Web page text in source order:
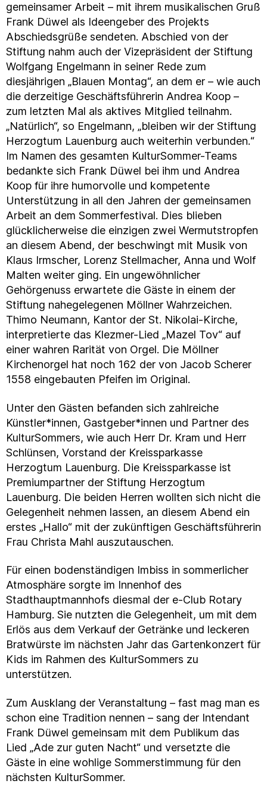
gemeinsamer Arbeit – mit ihrem musikalischen Gruß
Frank Düwel als Ideengeber des Projekts
Abschiedsgrüße sendeten. Abschied von der
Stiftung nahm auch der Vizepräsident der Stiftung
Wolfgang Engelmann in seiner Rede zum
diesjährigen „Blauen Montag“, an dem er – wie auch
die derzeitige Geschäftsführerin Andrea Koop –
zum letzten Mal als aktives Mitglied teilnahm.
„Natürlich“, so Engelmann, „bleiben wir der Stiftung
Herzogtum Lauenburg auch weiterhin verbunden.“
Im Namen des gesamten KulturSommer-Teams
bedankte sich Frank Düwel bei ihm und Andrea
Koop für ihre humorvolle und kompetente
Unterstützung in all den Jahren der gemeinsamen
Arbeit an dem Sommerfestival. Dies blieben
glücklicherweise die einzigen zwei Wermutstropfen
an diesem Abend, der beschwingt mit Musik von
Klaus Irmscher, Lorenz Stellmacher, Anna und Wolf
Malten weiter ging. Ein ungewöhnlicher
Gehörgenuss erwartete die Gäste in einem der
Stiftung nahegelegenen Möllner Wahrzeichen.
Thimo Neumann, Kantor der St. Nikolai-Kirche,
interpretierte das Klezmer-Lied „Mazel Tov“ auf
einer wahren Rarität von Orgel. Die Möllner
Kirchenorgel hat noch 162 der von Jacob Scherer
1558 eingebauten Pfeifen im Original.
Unter den Gästen befanden sich zahlreiche
Künstler*innen, Gastgeber*innen und Partner des
KulturSommers, wie auch Herr Dr. Kram und Herr
Schlünsen, Vorstand der Kreissparkasse
Herzogtum Lauenburg. Die Kreissparkasse ist
Premiumpartner der Stiftung Herzogtum
Lauenburg. Die beiden Herren wollten sich nicht die
Gelegenheit nehmen lassen, an diesem Abend ein
erstes „Hallo“ mit der zukünftigen Geschäftsführerin
Frau Christa Mahl auszutauschen.
Für einen bodenständigen Imbiss in sommerlicher
Atmosphäre sorgte im Innenhof des
Stadthauptmannhofs diesmal der e-Club Rotary
Hamburg. Sie nutzten die Gelegenheit, um mit dem
Erlös aus dem Verkauf der Getränke und leckeren
Bratwürste im nächsten Jahr das Gartenkonzert für
Kids im Rahmen des KulturSommers zu
unterstützen.
Zum Ausklang der Veranstaltung – fast mag man es
schon eine Tradition nennen – sang der Intendant
Frank Düwel gemeinsam mit dem Publikum das
Lied „Ade zur guten Nacht“ und versetzte die
Gäste in eine wohlige Sommerstimmung für den
nächsten KulturSommer.